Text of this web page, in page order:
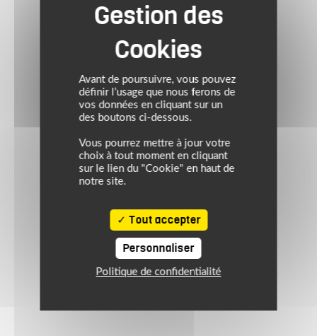
Avant de poursuivre, vous pouvez
définir l’usage que nous ferons de
vos données en cliquant sur un
des boutons ci-dessous.
Vous pourrez mettre à jour votre
choix à tout moment en cliquant
sur le lien du "Cookie" en haut de
notre site.
Tout accepter
Personnaliser
Politique de confidentialité